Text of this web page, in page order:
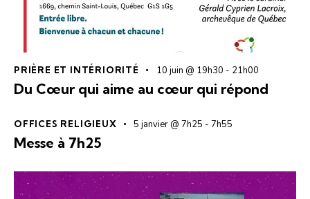
PRIÈRE ET INTÉRIORITÉ 10 juin @ 19h30 - 21h00
Du Cœur qui aime au cœur qui répond
OFFICES RELIGIEUX 5 janvier @ 7h25 -7h55
Messe à 7h25